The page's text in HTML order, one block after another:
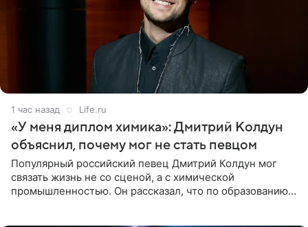
1 час назад Life.ru
«У меня диплом химика»: Дмитрий Колдун
объяснил, почему мог не стать певцом
Популярный российский певец Дмитрий Колдун мог
связать жизнь не со сценой, а с химической
промышленностью. Он рассказал, что по образованию